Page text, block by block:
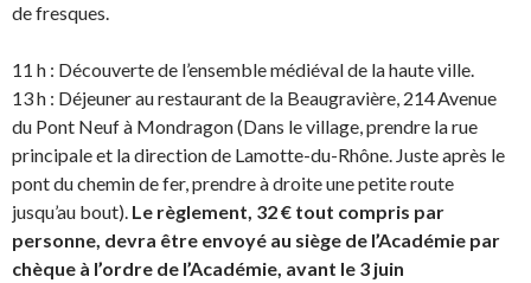
de fresques.
11 h : Découverte de l’ensemble médiéval de la haute ville.
13 h : Déjeuner au restaurant de la Beaugravière, 214 Avenue
du Pont Neuf à Mondragon (Dans le village, prendre la rue
principale et la direction de Lamotte-du-Rhône. Juste après le
pont du chemin de fer, prendre à droite une petite route
jusqu’au bout). Le règlement, 32 € tout compris par
personne, devra être envoyé au siège de l’Académie par
chèque à l’ordre de l’Académie, avant le 3 juin